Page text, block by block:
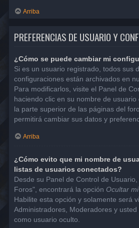
Arriba
PREFERENCIAS DE USUARIO Y
¿Cómo se puede cambiar mi
Si es un usuario registrado, todos sus
configuraciones están archivados en
Para modificarlos, visite el Panel de
haciendo clic en su nombre de
la parte superior de las páginas del
permitirá cambiar sus datos y
Arriba
¿Cómo evito que mi nombre de
listas de usuarios conectados?
Desde su Panel de Control de
Foros", encontrará la opción Ocultar
Habilite esta opción y solamente será
Administradores, Moderadores y
como usuario oculto.